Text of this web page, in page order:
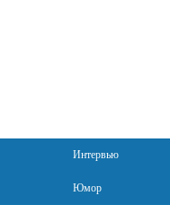
Интервью
Юмор